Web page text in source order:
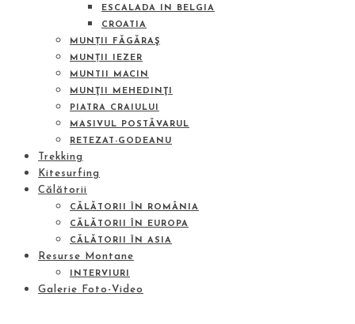
ESCALADA IN BELGIA
CROATIA
MUNȚII FĂGĂRAŞ
MUNȚII IEZER
MUNTII MACIN
MUNŢII MEHEDINŢI
PIATRA CRAIULUI
MASIVUL POSTĂVARUL
RETEZAT-GODEANU
Trekking
Kitesurfing
Călătorii
CĂLĂTORII ÎN ROMÂNIA
CĂLĂTORII ÎN EUROPA
CĂLĂTORII ÎN ASIA
Resurse Montane
INTERVIURI
Galerie Foto-Video